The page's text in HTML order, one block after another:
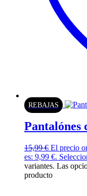
REBAJAS
Pantalónes
15,99€ El precio
es: 9,99 €.
variantes. Las
producto